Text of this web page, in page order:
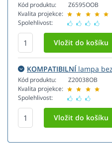
Kód produktu:
Kvalita projekce:
Spolehlivost:
Z6595OOB
KOMPATIBILNÍlampa
Kód produktu:
Kvalita projekce:
Spolehlivost:
Z20038OB